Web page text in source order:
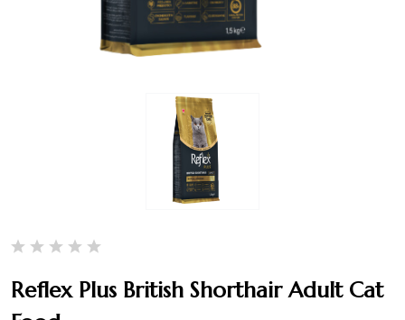
Reflex Plus British Shorthair Adult Cat